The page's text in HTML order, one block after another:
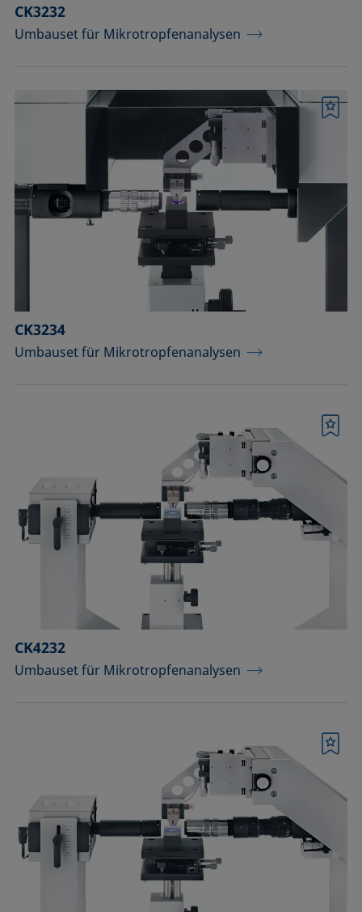
CK3232
Umbauset für Mikrotropfenanalysen
CK3234
Umbauset für Mikrotropfenanalysen
Merkliste
CK4232
Umbauset für Mikrotropfenanalysen
Merkliste
Merkliste